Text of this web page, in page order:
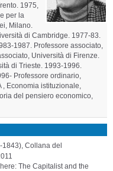
1975,
per la
Milano.
di Cambridge. 1977-83.
1987. Professore associato,
Università di Firenze.
di Trieste. 1993-1996.
Professore ordinario,
Economia istituzionale,
del pensiero economico,
1843), Collana del
The Capitalist and the